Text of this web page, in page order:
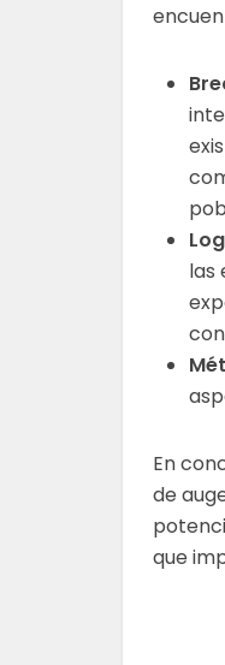
las
En
de
que